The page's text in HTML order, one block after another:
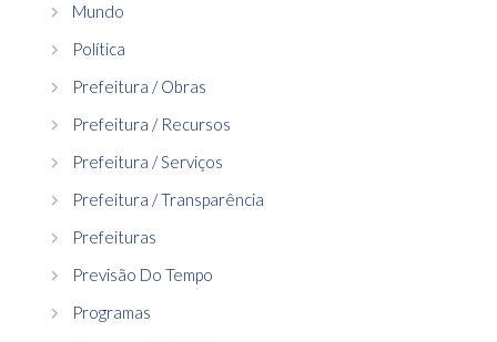
Mundo
Política
Prefeitura / Obras
Prefeitura / Recursos
Prefeitura / Serviços
Prefeitura / Transparência
Prefeituras
Previsão Do Tempo
Programas